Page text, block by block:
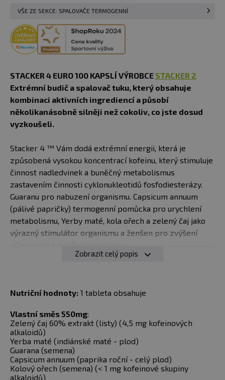
VŠE ZE SEKCE: SPALOVAČE TERMOGENNÍ
STACKER 4 EURO 100 KAPSLÍ VÝROBCE STACKER 2
Extrémní budič a spalovač tuku, který obsahuje
kombinaci aktivních ingrediencí a působí
několikanásobně silněji než cokoliv, co jste dosud
vyzkoušeli.
Stacker 4 ™ Vám dodá extrémní energii, která je
způsobená vysokou koncentrací kofeinu, který stimuluje
činnost nadledvinek a buněčný metabolismus
zastavením činnosti cyklonukleotidů fosfodiesterázy.
Guaranu pro nabuzení organismu. Capsicum annuum
(pálivé papričky) termogenní pomůcka pro urychlení
metabolismu, Yerby maté, kola ořech a zelený čaj jako
výrazný stimulátor organismu a ženšen pro zvýšení
Obsahuje patentovanou směs bylin:extrakt ze
nut"
Skvělý účinnek je zajištěn i vysokým podílem
quarany.
Doporučené dávkování:
Zobrazit celý popis
Nutriční hodnoty: 1 tableta obsahuje
Vlastní směs 550mg:
Zelený čaj 60% extrakt (listy) (4,5 mg kofeinových
alkaloidů)
Yerba maté (indiánské maté - plod)
Guarana (semena)
Capsicum annuum (paprika roční - celý plod)
Kolový ořech (semena) (< 1 mg kofeinové skupiny
alkaloidů)